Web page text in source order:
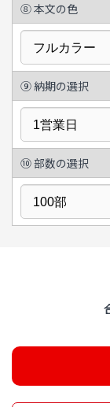
⑧本文の色
⑨納期の選択
⑩部数の選択